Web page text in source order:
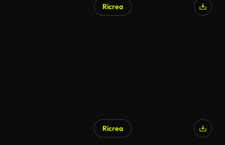
Ricrea
Ricrea